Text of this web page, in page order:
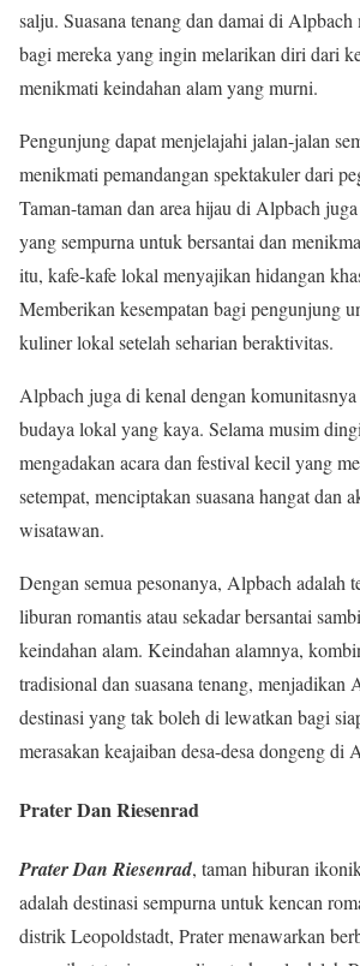
salju. Suasana tenang dan damai di Alpbach
bagi mereka yang ingin melarikan diri dari
menikmati keindahan alam yang murni.
Pengunjung dapat menjelajahi jalan-jalan
menikmati pemandangan spektakuler dari
Taman-taman dan area hijau di Alpbach
yang sempurna untuk bersantai dan
itu, kafe-kafe lokal menyajikan hidangan
Memberikan kesempatan bagi pengunjung
kuliner lokal setelah seharian beraktivitas.
Alpbach juga di kenal dengan
budaya lokal yang kaya. Selama musim
mengadakan acara dan festival kecil yang
setempat, menciptakan suasana hangat dan
wisatawan.
Dengan semua pesonanya, Alpbach adalah
liburan romantis atau sekadar bersantai
keindahan alam. Keindahan alamnya,
tradisional dan suasana tenang, menjadikan
destinasi yang tak boleh di lewatkan bagi
merasakan keajaiban desa-desa dongeng di
Prater Dan Riesenrad
Prater Dan Riesenrad, taman hiburan
adalah destinasi sempurna untuk kencan
distrik Leopoldstadt, Prater menawarkan